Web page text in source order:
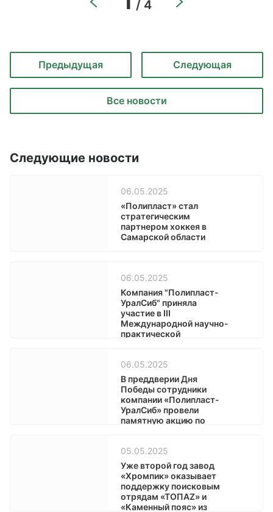
/ 4
Предыдущая Следующая
Все новости
Следующие новости
06.05.2025
«Полипласт» стал
стратегическим
партнером хоккея в
Самарской области
06.05.2025
Компания "Полипласт-
УралСиб" приняла
участие в III
Международной научно-
практической
06.05.2025
В преддверии Дня
Победы сотрудники
компании «Полипласт-
УралСиб» провели
памятную акцию по
05.05.2025
Уже второй год завод
«Хромпик» оказывает
поддержку поисковым
отрядам «ТОПАZ» и
«Каменный пояс» из